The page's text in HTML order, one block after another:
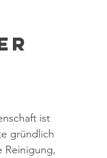
ist
gründlich
Reinigung,